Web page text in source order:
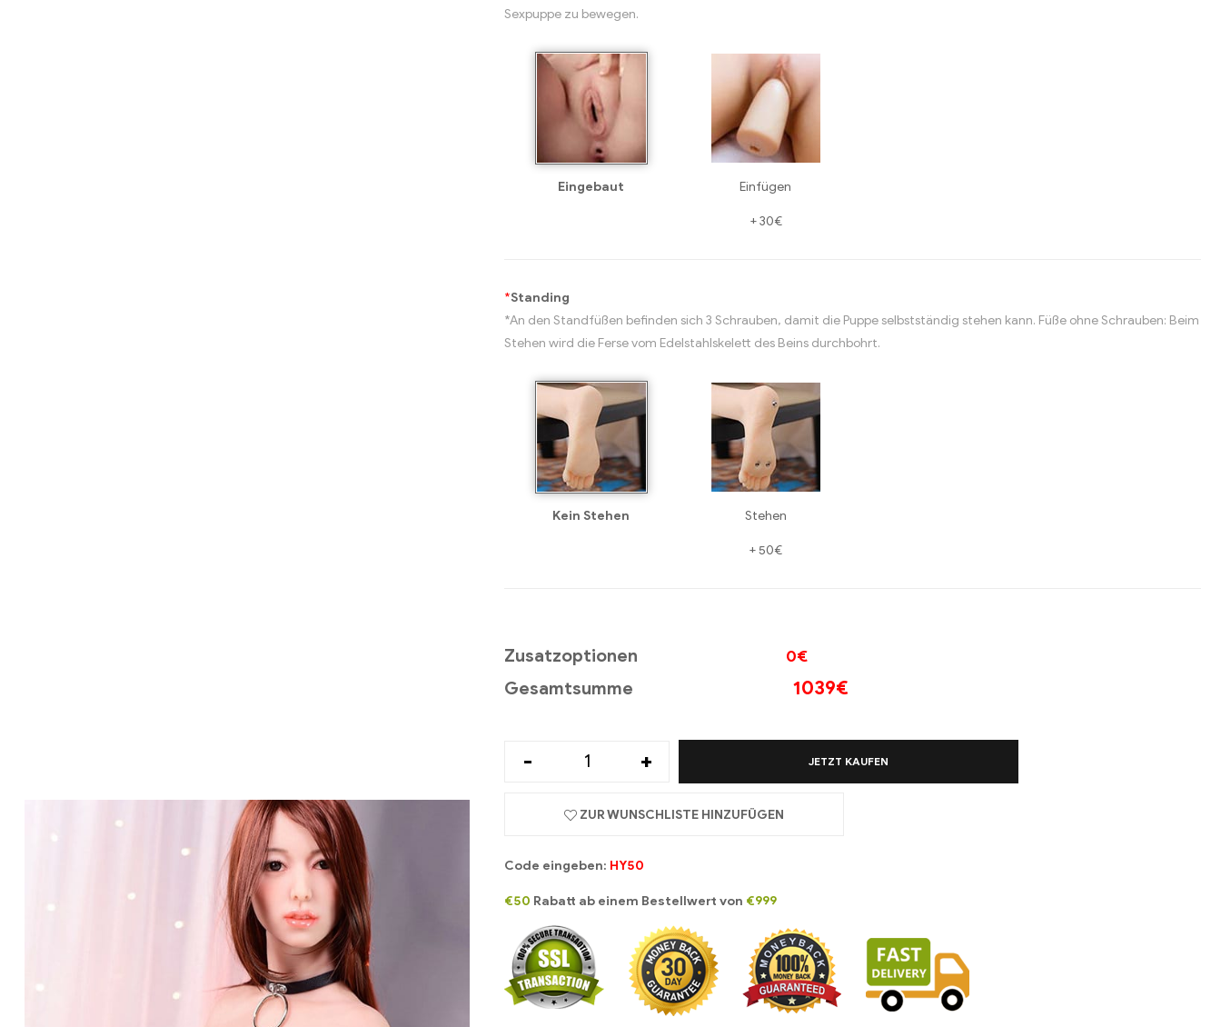
Sexpuppe zu bewegen.
Eingebaut Einfügen
+30€
*Standing
*An den Standfüßen befinden sich 3 Schrauben, damit die Puppe selbstständig stehen kann. Füße ohne Schrauben: Beim
Stehen wird die Ferse vom Edelstahlskelett des Beins durchbohrt.
Kein Stehen Stehen
+50€
Zusatzoptionen 0€
Gesamtsumme 1039€
- + JETZT KAUFEN
ZUR WUNSCHLISTE HINZUFÜGEN
Code eingeben: HY50
€50 Rabatt ab einem Bestellwert von €999